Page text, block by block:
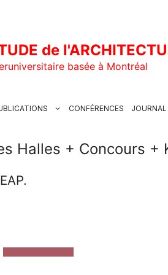
de
basée à Montréal
CONFÉRENCES
Halles + Concours